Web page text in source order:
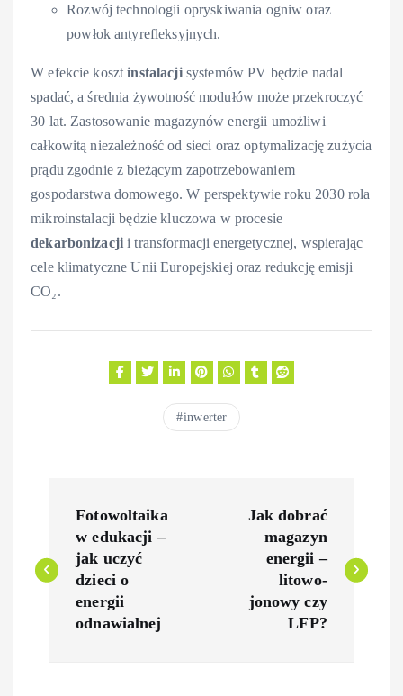
Rozwój technologii opryskiwania ogniw oraz
powłok antyrefleksyjnych.
W efekcie kosztinstalacjisystemów PV będzie nadal
spadać, a średnia żywotność modułów może przekroczyć
30 lat. Zastosowanie magazynów energii umożliwi
całkowitą niezależność od sieci oraz optymalizację zużycia
prądu zgodnie z bieżącym zapotrzebowaniem
gospodarstwa domowego. W perspektywie roku 2030 rola
mikroinstalacji będzie kluczowa w procesie
dekarbonizacji i transformacji energetycznej, wspierając
cele klimatyczne Unii Europejskiej oraz redukcję emisji
CO₂.
inwerter
w
Fotowoltaika
w edukacji –
jak uczyć
dzieci o
energii
odnawialnej
Jak dobrać
magazyn
energii –
litowo-
jonowy czy
LFP?